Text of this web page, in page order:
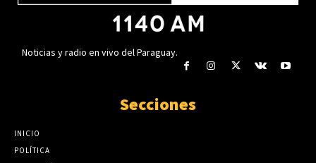
Noticias y radio en vivo del Paraguay.
Secciones
INICIO
POLÍTICA